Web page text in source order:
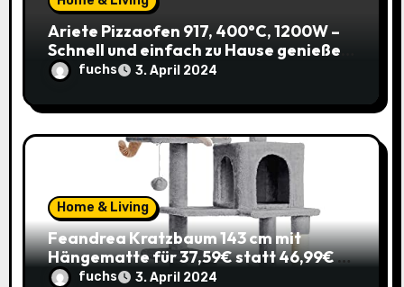
Ariete Pizzaofen 917, 400°C, 1200W –
Schnell und einfach zu Hause genießen!
(Prime)
fuchs 3. April 2024
Home & Living
Feandrea Kratzbaum 143 cm mit
Hängematte für 37,59€ statt 46,99€ –
Katzenspaß zum Sparpreis!
fuchs 3. April 2024